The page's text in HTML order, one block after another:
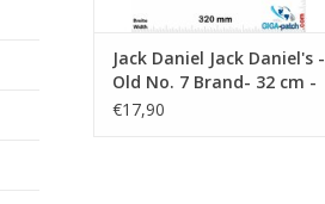
Jack Daniel Jack Daniel's -
Old No. 7 Brand- 32 cm -
BIG
€17,90